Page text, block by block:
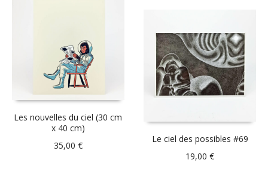
Les nouvelles du ciel (30 cm
x 40 cm)
35,00 €
Le ciel des possibles #69
19,00€